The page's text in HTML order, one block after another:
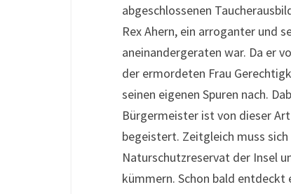
abgeschlossenen
Rex Ahern, ein arroganter und
aneinandergeraten war. Da er
der ermordeten Frau
seinen eigenen Spuren nach.
Bürgermeister ist von dieser
begeistert. Zeitgleich muss
Naturschutzreservat der Insel
kümmern. Schon bald